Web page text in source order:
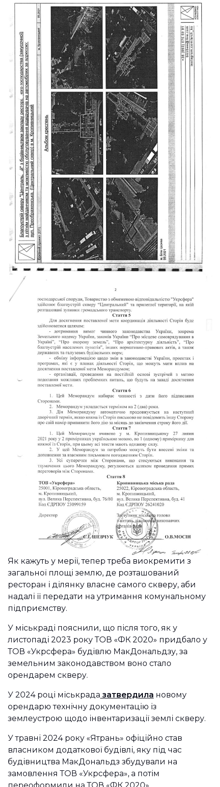
Як кажуть у мерії, тепер треба виокремити з
загальної площі землю, де розташований
ресторан і ділянку власне самого скверу, аби
надалі її передати на утримання комунальному
підприємству.
У міськраді пояснили, що після того, як у
листопаді 2023 року ТОВ «ФК 2020» придбало у
ТОВ «Укрсфера» будівлю МакДональдзу, за
земельним законодавством воно стало
орендарем скверу.
У 2024 році міськрада затвердила новому
орендарю технічну документацію із
землеустрою щодо інвентаризації землі скверу.
У травні 2024 року «Ятрань» офіційно став
власником додаткової будівлі, яку під час
будівництва МакДональдз збудували на
замовлення ТОВ «Укрсфера», а потім